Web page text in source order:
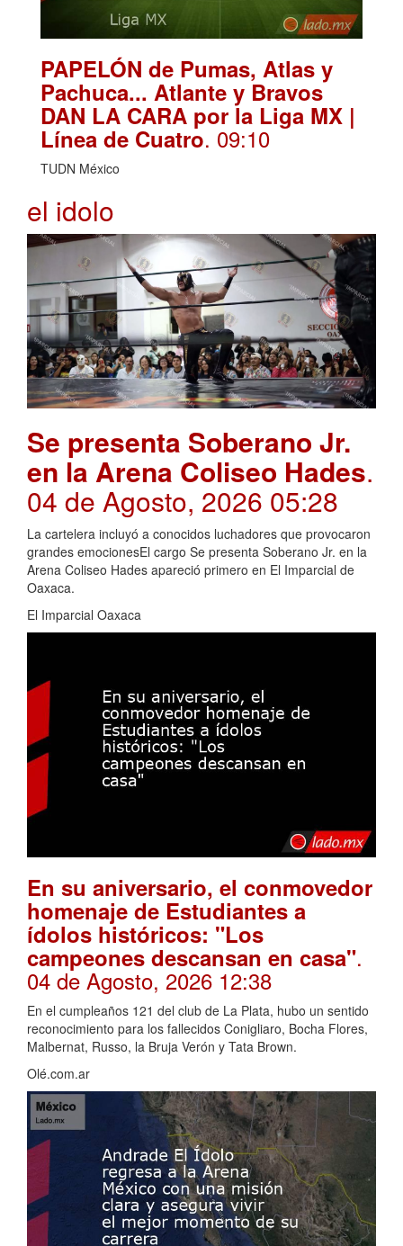
PAPELÓN de Pumas, Atlas y
Pachuca... Atlante y Bravos
DAN LA CARA por la Liga MX |
Línea de Cuatro. 09:10
TUDN México
el idolo
Se presenta Soberano Jr.
en la Arena Coliseo Hades.
04 de Agosto, 2026 05:28
La cartelera incluyó a conocidos luchadores que provocaron
grandes emocionesEl cargo Se presenta Soberano Jr. en la
Arena Coliseo Hades apareció primero en El Imparcial de
Oaxaca.
El Imparcial Oaxaca
En su aniversario, el conmovedor
homenaje de Estudiantes a
ídolos históricos: "Los
campeones descansan en casa".
04 de Agosto, 2026 12:38
En el cumpleaños 121 del club de La Plata, hubo un sentido
reconocimiento para los fallecidos Conigliaro, Bocha Flores,
Malbernat, Russo, la Bruja Verón y Tata Brown.
Olé.com.ar